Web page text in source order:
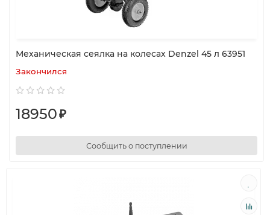
Механическая сеялка на колесах Denzel 45 л 63951
Закончился
18950₽
Сообщить о поступлении